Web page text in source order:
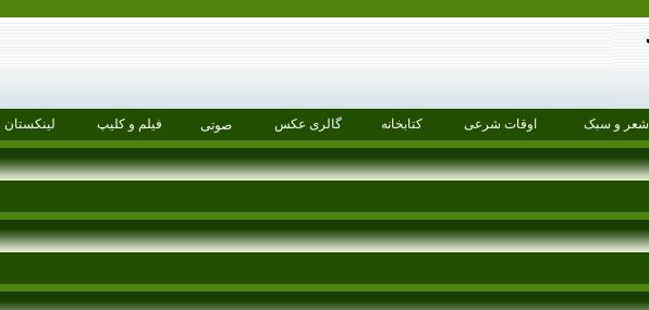
شعر و سبک اوقات شرعی کتابخانه گالری عکس صوتی فیلم و کلیپ لینکستان